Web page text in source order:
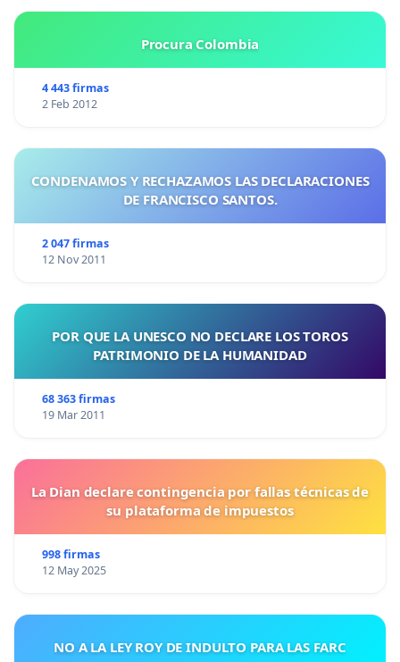
Procura Colombia
4 443 firmas
2 Feb 2012
CONDENAMOS Y RECHAZAMOS LAS DECLARACIONES
DE FRANCISCO SANTOS.
2 047 firmas
12 Nov 2011
POR QUE LA UNESCO NO DECLARE LOS TOROS
PATRIMONIO DE LA HUMANIDAD
68 363 firmas
19 Mar 2011
La Dian declare contingencia por fallas técnicas de
su plataforma de impuestos
998 firmas
12 May 2025
NO A LA LEY ROY DE INDULTO PARA LAS FARC